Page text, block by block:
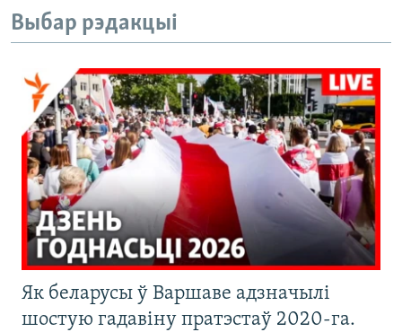
Выбар рэдакцыі
Як беларусы ў Варшаве адзначылі
шостую гадавіну пратэстаў 2020-га.